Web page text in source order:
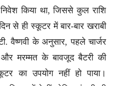
निवेश किया था, जिससे कुल राशि
से ही स्कूटर में बार-बार खराबी
वैष्णवी के अनुसार, पहले चार्जर
मरम्मत के बावजूद बैटरी की
का उपयोग नहीं हो पाया।